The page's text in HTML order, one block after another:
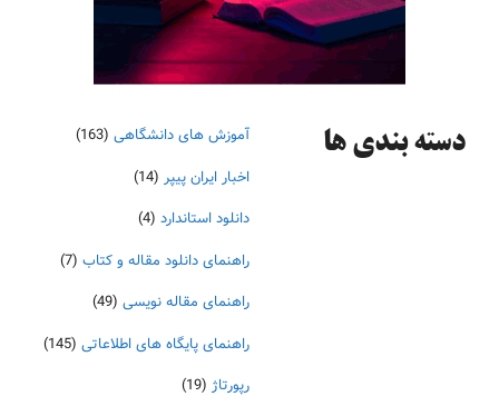
دسته‌ بندی ها آموزش های دانشگاهی (163)
اخبار ایران پیپر (14)
دانلود استاندارد (4)
راهنمای دانلود مقاله و کتاب (7)
راهنمای مقاله نویسی (49)
راهنمای پایگاه های اطلاعاتی (145)
رپورتاژ (19)